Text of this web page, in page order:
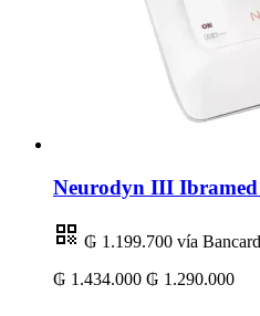
Neurodyn III Ibramed
₲ 1.199.700 vía Bancard
₲ 1.434.000 ₲ 1.290.000